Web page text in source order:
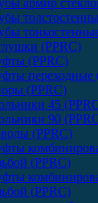
(PPRC)
(PPRC)
переходные
(PPRC)
45
90
(PPRC)
(PPRC)
(PPRC)